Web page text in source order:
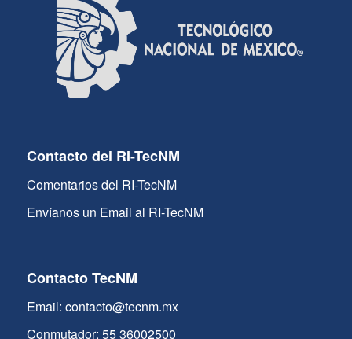
Contacto del RI-TecNM
Comentarios del RI-TecNM
Envíanos un Email al RI-TecNM
Contacto TecNM
Email: contacto@tecnm.mx
Conmutador: 55 36002500